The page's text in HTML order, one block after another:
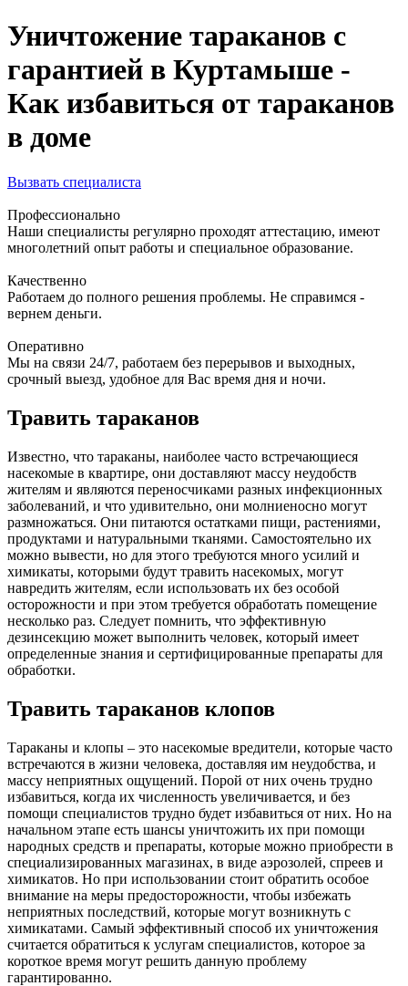
Уничтожение тараканов с
гарантией в Куртамыше -
Как избавиться от тараканов
в доме
Вызвать специалиста
Профессионально
Наши специалисты регулярно проходят аттестацию, имеют
многолетний опыт работы и специальное образование.
Качественно
Работаем до полного решения проблемы. Не справимся -
вернем деньги.
Оперативно
Мы на связи 24/7, работаем без перерывов и выходных,
срочный выезд, удобное для Вас время дня и ночи.
Травить тараканов
Известно, что тараканы, наиболее часто встречающиеся
насекомые в квартире, они доставляют массу неудобств
жителям и являются переносчиками разных инфекционных
заболеваний, и что удивительно, они молниеносно могут
размножаться. Они питаются остатками пищи, растениями,
продуктами и натуральными тканями. Самостоятельно их
можно вывести, но для этого требуются много усилий и
химикаты, которыми будут травить насекомых, могут
навредить жителям, если использовать их без особой
осторожности и при этом требуется обработать помещение
несколько раз. Следует помнить, что эффективную
дезинсекцию может выполнить человек, который имеет
определенные знания и сертифицированные препараты для
обработки.
Травить тараканов клопов
Тараканы и клопы – это насекомые вредители, которые часто
встречаются в жизни человека, доставляя им неудобства, и
массу неприятных ощущений. Порой от них очень трудно
избавиться, когда их численность увеличивается, и без
помощи специалистов трудно будет избавиться от них. Но на
начальном этапе есть шансы уничтожить их при помощи
народных средств и препараты, которые можно приобрести в
специализированных магазинах, в виде аэрозолей, спреев и
химикатов. Но при использовании стоит обратить особое
внимание на меры предосторожности, чтобы избежать
неприятных последствий, которые могут возникнуть с
химикатами. Самый эффективный способ их уничтожения
считается обратиться к услугам специалистов, которое за
короткое время могут решить данную проблему
гарантированно.